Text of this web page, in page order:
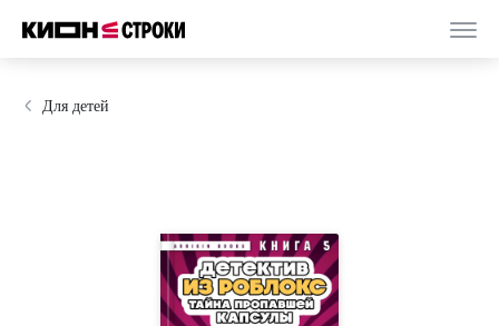
Для детей